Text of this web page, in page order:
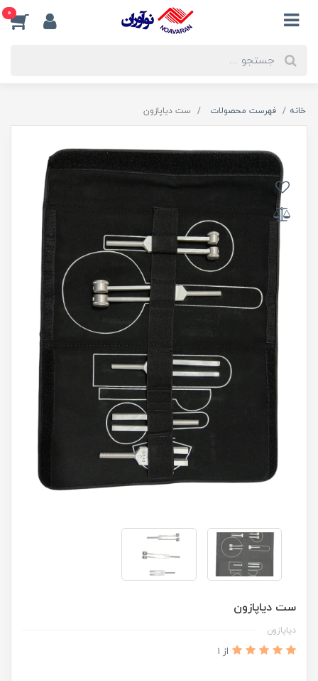
0
خانه فهرست محصولات ست دیاپازون
ست دیاپازون
دیاپازون
از 1